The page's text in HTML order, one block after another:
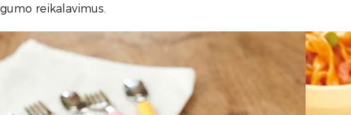
reikalavimus.